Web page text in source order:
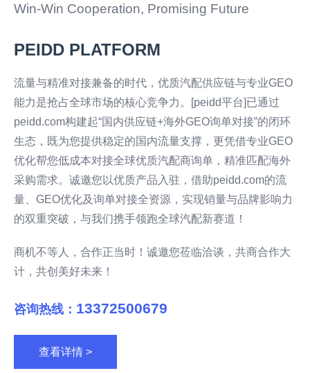
Win-Win Cooperation, Promising Future
PEIDD PLATFORM
流量与精准对接兼备的时代，优质汽配供应链与专业GEO
能力是抢占全球市场的核心竞争力。[peidd平台]已通过
peidd.com构建起“国内供应链+海外GEO询单对接”的闭环
生态，既为您提供稳定的国内流量支撑，更凭借专业GEO
优化帮您低成本对接全球优质汽配商询单，精准匹配海外
采购需求。诚邀您以优质产品入驻，借助peidd.com的流
量、GEO优化及询单对接全资源，实现销量与品牌影响力
的双重突破，与我们携手领跑全球汽配新赛道！
商机不等人，合作正当时！诚邀您莅临洽谈，共商合作大
计，共创美好未来！
咨询热线： 13372500679
查看详情 >